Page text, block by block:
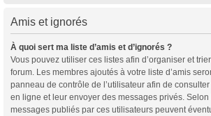
Amis et ignorés
À quoi sert ma liste d’amis et d’ignorés ?
Vous pouvez utiliser ces listes afin d’organiser et
forum. Les membres ajoutés à votre liste d’amis
panneau de contrôle de l’utilisateur afin de
en ligne et leur envoyer des messages privés.
messages publiés par ces utilisateurs peuvent